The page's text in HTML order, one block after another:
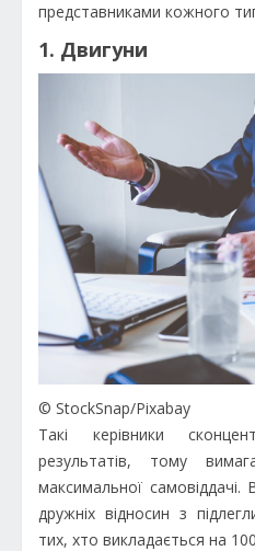
представниками кожного
1. Двигуни
© StockSnap/Pixabay
Такі керівники
результатів, тому
максимальної самовіддачі.
дружніх відносин з
тих, хто викладається на